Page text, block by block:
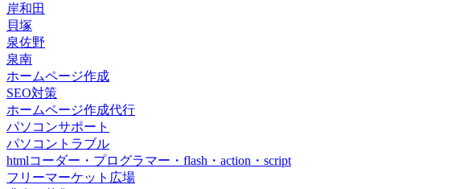
岸和田
貝塚
泉佐野
泉南
ホームページ作成
SEO対策
ホームページ作成代行
パソコンサポート
パソコントラブル
htmlコーダー・プログラマー・flash・action・script
フリーマーケット広場